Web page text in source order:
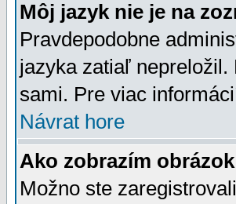
Môj jazyk nie je na
Pravdepodobne
jazyka zatiaľ nepreložil.
sami. Pre viac
Návrat hore
Ako zobrazím
Možno ste